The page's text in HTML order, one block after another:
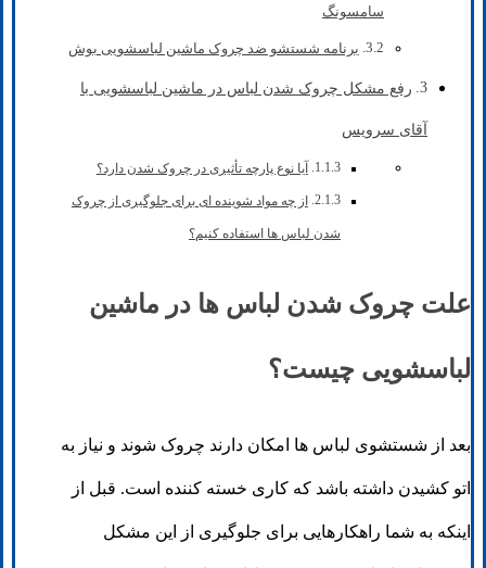
سامسونگ
برنامه شستشو ضد چروک ماشین لباسشویی بوش
رفع مشکل چروک شدن لباس در ماشین لباسشویی با
آقای سرویس
آیا نوع پارچه تأثیری در چروک شدن دارد؟
از چه مواد شوینده ای برای جلوگیری از چروک
شدن لباس ها استفاده کنیم؟
علت چروک شدن لباس ها در ماشین
لباسشویی چیست؟
بعد از شستشوی لباس ها امکان دارند چروک شوند و نیاز به
اتو کشیدن داشته باشد که کاری خسته کننده است. قبل از
اینکه به شما راهکارهایی برای جلوگیری از این مشکل